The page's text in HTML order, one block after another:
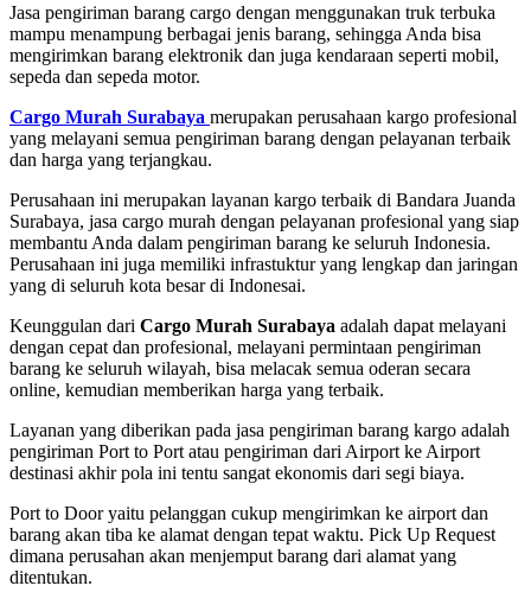
Jasa pengiriman barang cargo dengan menggunakan truk terbuka
mampu menampung berbagai jenis barang, sehingga Anda bisa
mengirimkan barang elektronik dan juga kendaraan seperti mobil,
sepeda dan sepeda motor.
Cargo Murah Surabaya merupakan perusahaan kargo profesional
yang melayani semua pengiriman barang dengan pelayanan terbaik
dan harga yang terjangkau.
Perusahaan ini merupakan layanan kargo terbaik di Bandara Juanda
Surabaya, jasa cargo murah dengan pelayanan profesional yang siap
membantu Anda dalam pengiriman barang ke seluruh Indonesia.
Perusahaan ini juga memiliki infrastuktur yang lengkap dan jaringan
yang di seluruh kota besar di Indonesai.
Keunggulan dari Cargo Murah Surabaya adalah dapat melayani
dengan cepat dan profesional, melayani permintaan pengiriman
barang ke seluruh wilayah, bisa melacak semua oderan secara
online, kemudian memberikan harga yang terbaik.
Layanan yang diberikan pada jasa pengiriman barang kargo adalah
pengiriman Port to Port atau pengiriman dari Airport ke Airport
destinasi akhir pola ini tentu sangat ekonomis dari segi biaya.
Port to Door yaitu pelanggan cukup mengirimkan ke airport dan
barang akan tiba ke alamat dengan tepat waktu. Pick Up Request
dimana perusahan akan menjemput barang dari alamat yang
ditentukan.